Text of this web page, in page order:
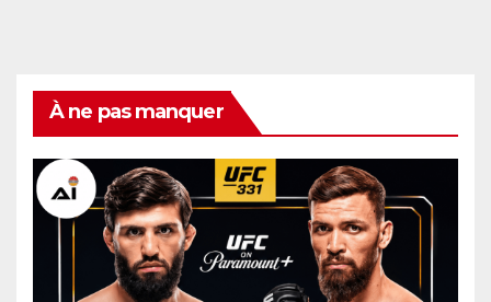
À ne pas manquer